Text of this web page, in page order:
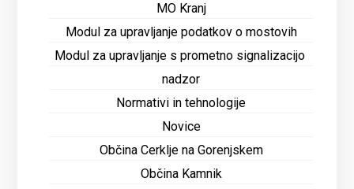
MO Kranj
Modul za upravljanje podatkov o mostovih
Modul za upravljanje s prometno signalizacijo
nadzor
Normativi in tehnologije
Novice
Občina Cerklje na Gorenjskem
Občina Kamnik